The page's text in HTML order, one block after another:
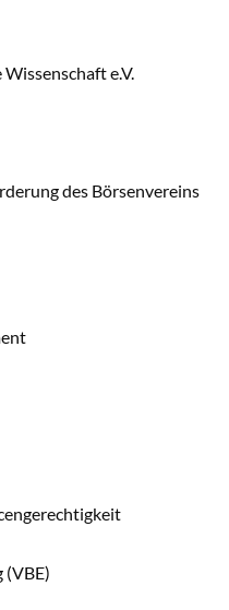
e.V.
des Börsenvereins
(VBE)